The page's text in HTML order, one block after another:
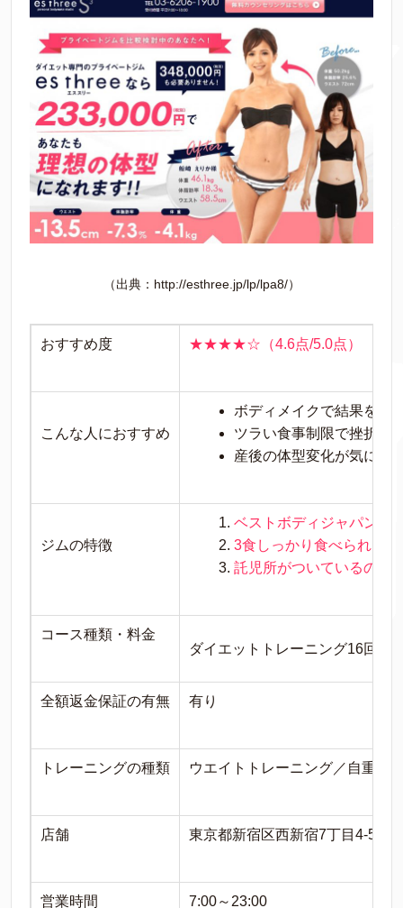
（出典：http://esthree.jp/lp/lpa8/）
おすすめ度 ★★★★☆（4.6点/5.0点）
こんな人におすすめ
ボディメイクで結果を出
ツラい食事制限で挫折し
産後の体型変化が気にな
ジムの特徴
ベストボディジャパン優
3食しっかり食べられる
託児所がついているので
コース種類・料金
ダイエットトレーニング16回＋
全額返金保証の有無 有り
トレーニングの種類 ウエイトトレーニング／自重ト
店舗 東京都新宿区西新宿7丁目4-5
営業時間 7:00～23:00